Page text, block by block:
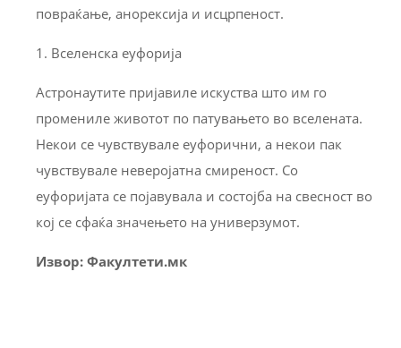
повраќање, анорексија и исцрпеност.
1. Вселенска еуфорија
Астронаутите пријавиле искуства што им го
промениле животот по патувањето во вселената.
Некои се чувствувале еуфорични, а некои пак
чувствувале неверојатна смиреност. Со
еуфоријата се појавувала и состојба на свесност во
кој се сфаќа значењето на универзумот.
Извор: Факултети.мк